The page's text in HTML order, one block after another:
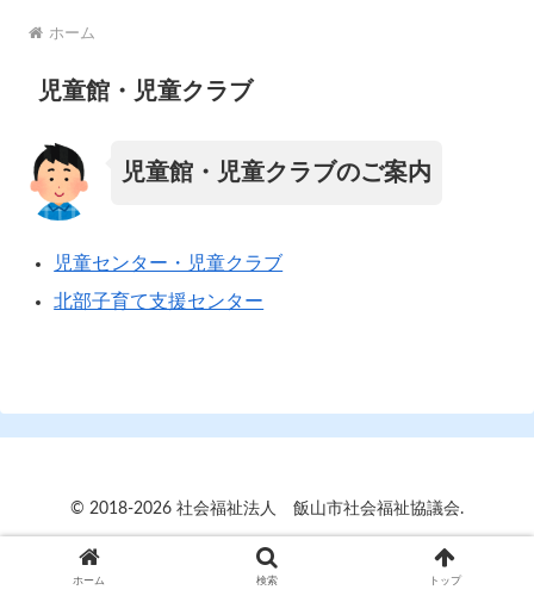
ホーム
児童館・児童クラブ
児童館・児童クラブのご案内
児童センター・児童クラブ
北部子育て支援センター
© 2018-2026 社会福祉法人 飯山市社会福祉協議会.
ホーム 検索 トップ